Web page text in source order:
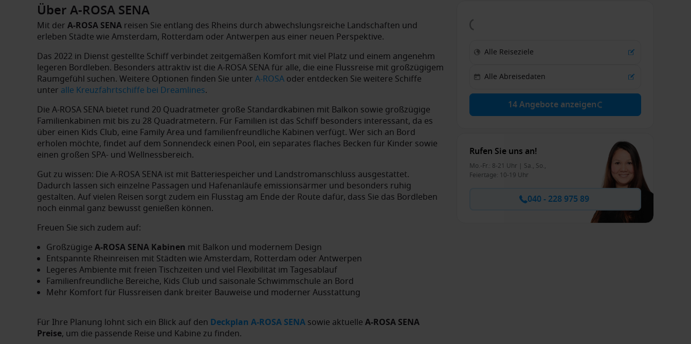
Über A-ROSA SENA
Mit der A-ROSA SENA reisen Sie entlang des Rheins durch abwechslungsreiche Landschaften und
erleben Städte wie Amsterdam, Rotterdam oder Antwerpen aus einer neuen Perspektive.
Das 2022 in Dienst gestellte Schiff verbindet zeitgemäßen Komfort mit viel Platz und einem angenehm
legeren Bordleben. Besonders attraktiv ist die A-ROSA SENA für alle, die eine Flussreise mit großzügigem
Raumgefühl suchen. Weitere Optionen finden Sie unter A-ROSA oder entdecken Sie weitere Schiffe
unter alle Kreuzfahrtschiffe bei Dreamlines.
Die A-ROSA SENA bietet rund 20 Quadratmeter große Standardkabinen mit Balkon sowie großzügige
Familienkabinen mit bis zu 28 Quadratmetern. Für Familien ist das Schiff besonders interessant, da es
über einen Kids Club, eine Family Area und familienfreundliche Kabinen verfügt. Wer sich an Bord
erholen möchte, findet auf dem Sonnendeck einen Pool, ein separates flaches Becken für Kinder sowie
einen großen SPA- und Wellnessbereich.
Gut zu wissen: Die A-ROSA SENA ist mit Batteriespeicher und Landstromanschluss ausgestattet.
Dadurch lassen sich einzelne Passagen und Hafenanläufe emissionsärmer und besonders ruhig
gestalten. Auf vielen Reisen sorgt zudem ein Flusstag am Ende der Route dafür, dass Sie das Bordleben
noch einmal ganz bewusst genießen können.
Freuen Sie sich zudem auf:
Großzügige A-ROSA SENA Kabinen mit Balkon und modernem Design
Entspannte Rheinreisen mit Städten wie Amsterdam, Rotterdam oder Antwerpen
Legeres Ambiente mit freien Tischzeiten und viel Flexibilität im Tagesablauf
Familienfreundliche Bereiche, Kids Club und saisonale Schwimmschule an Bord
Mehr Komfort für Flussreisen dank breiter Bauweise und moderner Ausstattung
Für Ihre Planung lohnt sich ein Blick auf den Deckplan A-ROSA SENA sowie aktuelle A-ROSA SENA
Preise, um die passende Reise und Kabine zu finden.
14 Angebote anzeigen
Rufen Sie uns an!
Mo.-Fr.: 8-21 Uhr | Sa., So.,
Feiertage: 10-19 Uhr
040 - 228 975 89